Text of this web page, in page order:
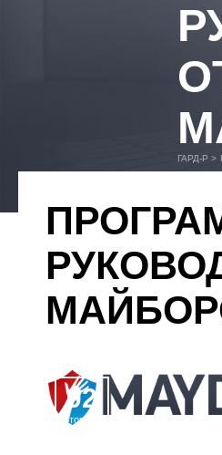
ГАРД-Р >
02
Вторник